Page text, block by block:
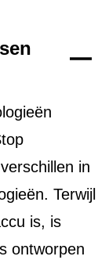
in
Terwijl
is, is
ontworpen